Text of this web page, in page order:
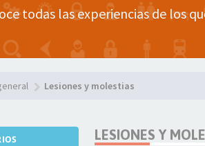
todas las experiencias de los
Lesiones y molestias
LESIONES Y